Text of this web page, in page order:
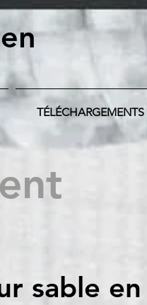
TÉLÉCHARGEMENTS
sable